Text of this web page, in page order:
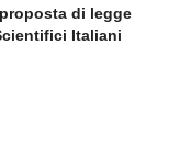
di legge
Italiani